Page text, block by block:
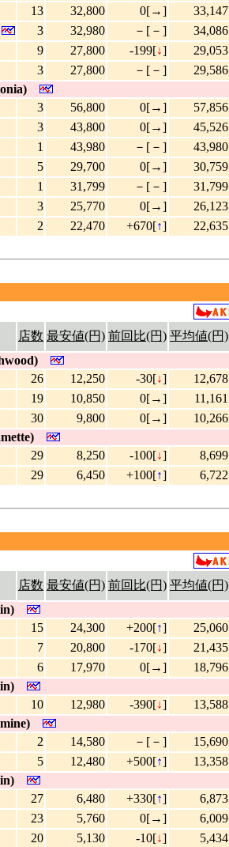
13 32,800 0[→] 33,147
3 32,980 －[－] 34,086
9 27,800 -199[↓] 29,053
3 27,800 －[－] 29,586
3 56,800 0[→] 57,856
3 43,800 0[→] 45,526
1 43,980 －[－] 43,980
5 29,700 0[→] 30,759
1 31,799 －[－] 31,799
3 25,770 0[→] 26,123
2 22,470 +670[↑] 22,635
店数 最安値(円) 前回比(円) 平均値(円)
26 12,250 -30[↓] 12,678
19 10,850 0[→] 11,161
30 9,800 0[→] 10,266
29 8,250 -100[↓] 8,699
29 6,450 +100[↑] 6,722
店数 最安値(円) 前回比(円) 平均値(円)
15 24,300 +200[↑] 25,060
7 20,800 -170[↓] 21,435
6 17,970 0[→] 18,796
10 12,980 -390[↓] 13,588
2 14,580 －[－] 15,690
5 12,480 +500[↑] 13,358
27 6,480 +330[↑] 6,873
23 5,760 0[→] 6,009
20 5,130 -10[↓] 5,434